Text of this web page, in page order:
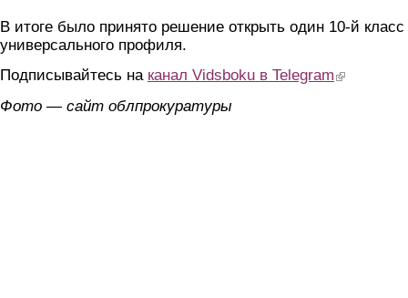
В итоге было принято решение открыть один 10-й класс
универсального профиля.
Подписывайтесь на канал Vidsboku в Telegram (link is
Фото — сайт облпрокуратуры